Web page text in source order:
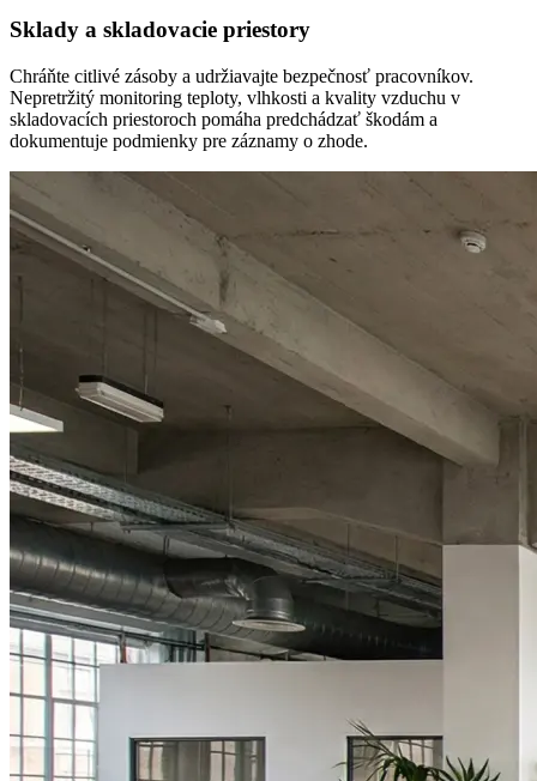
Sklady a skladovacie priestory
Chráňte citlivé zásoby a udržiavajte bezpečnosť pracovníkov.
Nepretržitý monitoring teploty, vlhkosti a kvality vzduchu v
skladovacích priestoroch pomáha predchádzať škodám a
dokumentuje podmienky pre záznamy o zhode.